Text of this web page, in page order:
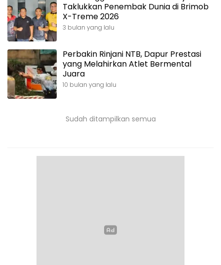
Taklukkan Penembak Dunia di Brimob
X-Treme 2026
3 bulan yang lalu
Perbakin Rinjani NTB, Dapur Prestasi
yang Melahirkan Atlet Bermental
Juara
10 bulan yang lalu
Sudah ditampilkan semua